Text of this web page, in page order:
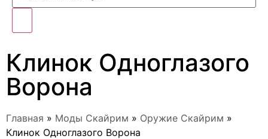
Клинок Одноглазого
Ворона
Главная » Моды Скайрим » Оружие Скайрим »
Клинок Одноглазого Ворона